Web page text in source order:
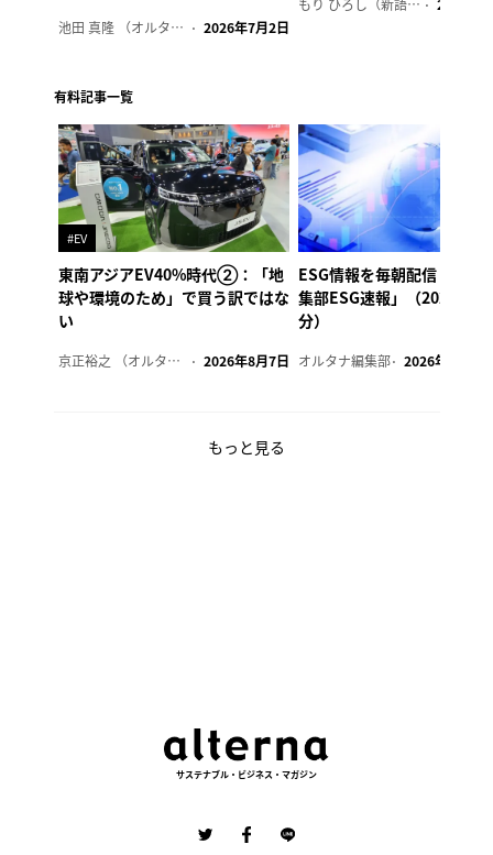
池田 真隆 （オルタナ輪番編集長） 2026年7月2日
もり ひろし（新語ウォッチャー） 2023年7
有料記事一覧
#EV
東南アジアEV40%時代②：「地
球や環境のため」で買う訳ではな
い
京正裕之 （オルタナ副編集長） 2026年8月7日
ESG情報を毎朝配信「オル
集部ESG速報」（2026年8
分）
オルタナ編集部 2026年8月7日
もっと見る
サステナブル・ビジネス・マガジン